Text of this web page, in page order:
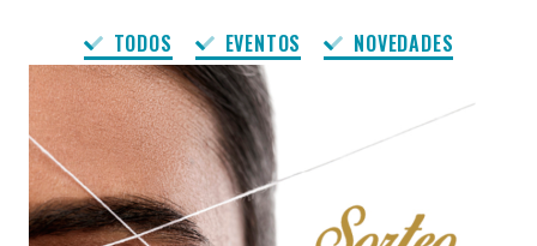
TODOS EVENTOS NOVEDADES